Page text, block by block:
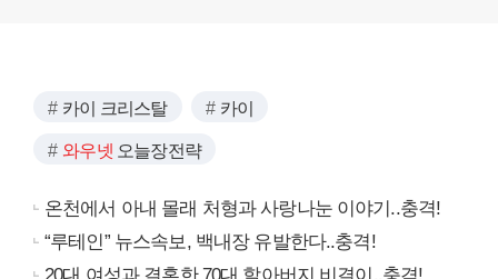
카이 크리스탈 카이
와우넷 오늘장전략
온천에서 아내 몰래 처형과 사랑나눈 이야기..충격!
“루테인” 뉴스속보, 백내장 유발한다..충격!